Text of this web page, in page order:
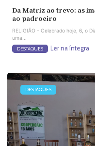
Da Matriz ao trevo: as
ao padroeiro
RELIGIÃO - Celebrado hoje, 6, o
uma...
DESTAQUES Ler na íntegra
DESTAQUES